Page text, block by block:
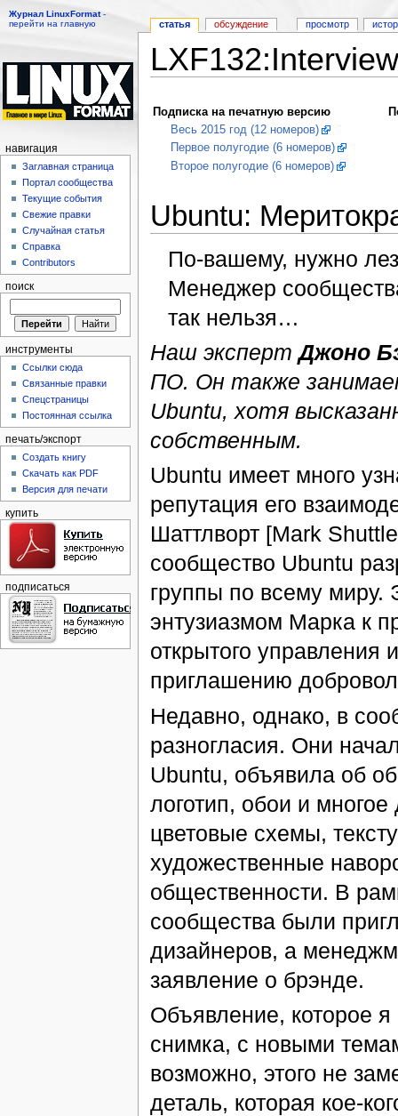
Журнал LinuxFormat-
перейти на главную
LXF132:Interview
Подписка на печатную версию
Весь 2015 год (12 номеров)
Первое полугодие (6 номеров)
Второе полугодие (6 номеров)
Ubuntu:
По-вашему, нужно
Менеджер
так нельзя…
Наш экспертДжоно
ПО. Он также
Ubuntu, хотя
собственным.
Ubuntu имеет много
репутация его
Шаттлворт [Mark
сообщество Ubuntu
группы по всему миру.
энтузиазмом Марка к
открытого управления
приглашению
Недавно, однако, в
разногласия. Они
Ubuntu, объявила об
логотип, обои и
цветовые схемы,
художественные
общественности. В
сообщества были
дизайнеров, а
заявление о брэнде.
Объявление, которое
снимка, с новыми
возможно, этого не
деталь, которая кое-
статья обсуждение просмотр
навигация
Заглавная страница
Портал сообщества
Текущие события
Свежие правки
Случайная статья
Справка
Contributors
поиск
инструменты
Ссылки сюда
Связанные правки
Спецстраницы
Постоянная ссылка
печать/экспорт
Создать книгу
Скачать как PDF
Версия для печати
купить
подписаться